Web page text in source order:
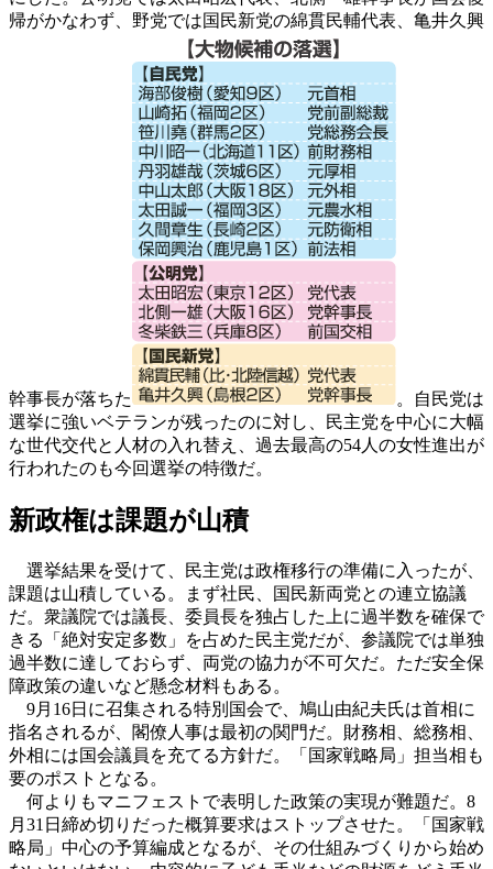
帰がかなわず、野党では国民新党の綿貫民輔代表、亀井久興
幹事長が落ちた
。自民党は
選挙に強いベテランが残ったのに対し、民主党を中心に大幅
な世代交代と人材の入れ替え、過去最高の54人の女性進出が
行われたのも今回選挙の特徴だ。
新政権は課題が山積
選挙結果を受けて、民主党は政権移行の準備に入ったが、
課題は山積している。まず社民、国民新両党との連立協議
だ。衆議院では議長、委員長を独占した上に過半数を確保で
きる「絶対安定多数」を占めた民主党だが、参議院では単独
過半数に達しておらず、両党の協力が不可欠だ。ただ安全保
障政策の違いなど懸念材料もある。
9月16日に召集される特別国会で、鳩山由紀夫氏は首相に
指名されるが、閣僚人事は最初の関門だ。財務相、総務相、
外相には国会議員を充てる方針だ。「国家戦略局」担当相も
要のポストとなる。
何よりもマニフェストで表明した政策の実現が難題だ。8
月31日締め切りだった概算要求はストップさせた。「国家戦
略局」中心の予算編成となるが、その仕組みづくりから始め